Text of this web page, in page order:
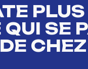
QUI SE